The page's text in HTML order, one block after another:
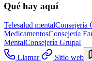
Qué hay aquí
Telesalud mentalConsejería
MedicamentosConsejería
MentalConsejería Grupal
Llamar
Sitio web